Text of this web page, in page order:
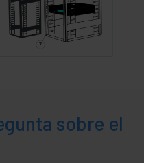
sobre el